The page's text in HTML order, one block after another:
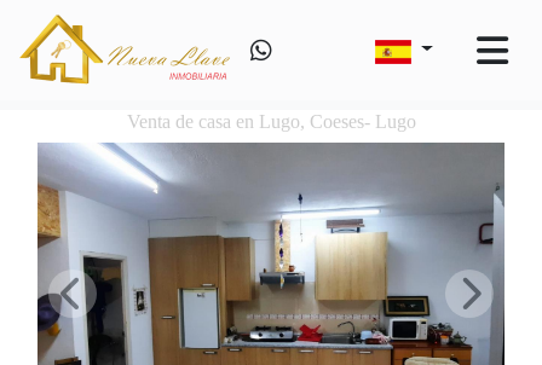
Venta de casa en Lugo, Coeses- Lugo